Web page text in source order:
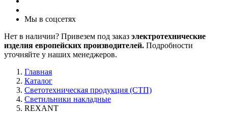
Мы в соцсетях
Нет в наличии? Привезем под заказ электротехнические
изделия европейских производителей. Подробности
уточняйте у наших менеджеров.
Главная
Каталог
Светотехническая продукция (СТП)
Светильники накладные
REXANT